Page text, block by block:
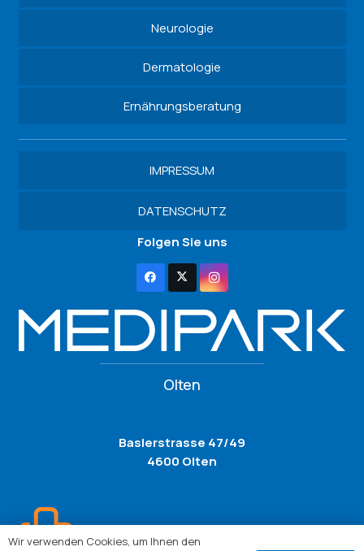
Neurologie
Dermatologie
Ernährungsberatung
IMPRESSUM
DATENSCHUTZ
Folgen Sie uns
Olten
Baslerstrasse 47/49
4600 Olten
Wir verwenden Cookies, um Ihnen den